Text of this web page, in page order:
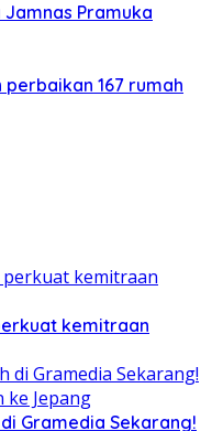
Pramuka
167 rumah
kemitraan
Gramedia Sekarang!